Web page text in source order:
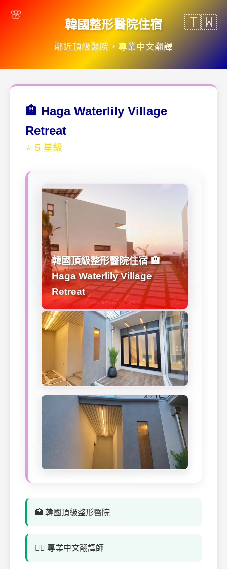
韓國整形醫院住宿
鄰近頂級醫院，專業中文翻譯
🏨 Haga Waterlily Village
Retreat
⭐ 5 星級
韓國頂級整形醫院住宿 🏨
Haga Waterlily Village
Retreat
🏥 韓國頂級整形醫院
👨‍⚕️ 專業中文翻譯師